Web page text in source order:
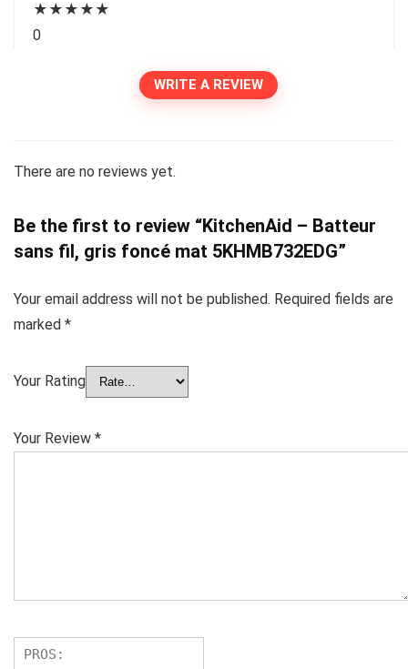
★ ★ ★ ★ ★
0
WRITE A REVIEW
There are no reviews yet.
Be the first to review “KitchenAid – Batteur
sans fil, gris foncé mat 5KHMB732EDG”
Your email address will not be published. Required fields are
marked *
Your Rating
Your Review *